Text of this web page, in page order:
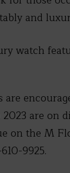
and
are
2023 are on
on the M
9925.